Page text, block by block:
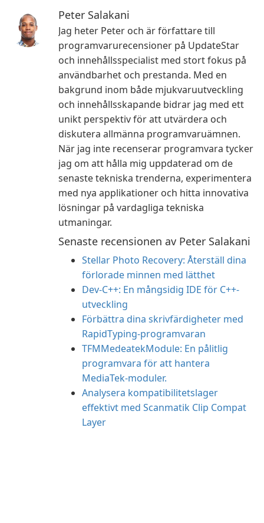
Peter Salakani
Jag heter Peter och är författare till
programvarurecensioner på UpdateStar
och innehållsspecialist med stort fokus på
användbarhet och prestanda. Med en
bakgrund inom både mjukvaruutveckling
och innehållsskapande bidrar jag med ett
unikt perspektiv för att utvärdera och
diskutera allmänna programvaruämnen.
När jag inte recenserar programvara tycker
jag om att hålla mig uppdaterad om de
senaste tekniska trenderna, experimentera
med nya applikationer och hitta innovativa
lösningar på vardagliga tekniska
utmaningar.
Senaste recensionen av Peter Salakani
Stellar Photo Recovery: Återställ dina
förlorade minnen med lätthet
Dev-C++: En mångsidig IDE för C++-
utveckling
Förbättra dina skrivfärdigheter med
RapidTyping-programvaran
TFMMedeatekModule: En pålitlig
programvara för att hantera
MediaTek-moduler.
Analysera kompatibilitetslager
effektivt med Scanmatik Clip Compat
Layer